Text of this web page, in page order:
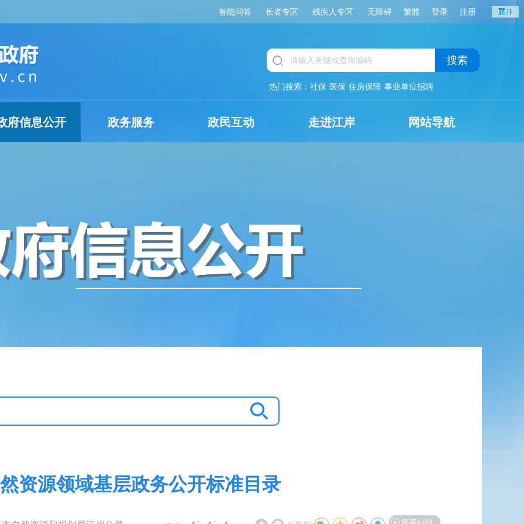
智能问答 长者专区 残疾人专区 无障碍 繁體 登录 注册
搜索
热门搜索： 社保 医保 住房保障 事业单位招聘
府信息公开 政务服务 政民互动 走进江岸 网站导航
资源领域基层政务公开标准目录